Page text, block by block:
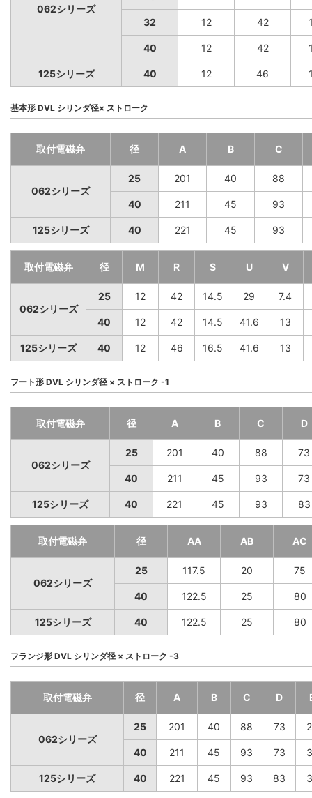
062シリーズ
32 12 42
40 12 42
125シリーズ 40 12 46
基本形 DVL シリンダ径× ストローク
取付電磁弁 径 A B C
062シリーズ
25 201 40 88
40 211 45 93
125シリーズ 40 221 45 93
取付電磁弁 径 M R S U V
062シリーズ
25 12 42 14.5 29 7.4
40 12 42 14.5 41.6 13
125シリーズ 40 12 46 16.5 41.6 13
フート形 DVL シリンダ径 × ストローク -1
取付電磁弁 径 A B C D
062シリーズ
25 201 40 88 73
40 211 45 93 73
125シリーズ 40 221 45 93 83
取付電磁弁 径 AA AB AC
062シリーズ
25 117.5 20 75
40 122.5 25 80
125シリーズ 40 122.5 25 80
フランジ形 DVL シリンダ径 × ストローク -3
取付電磁弁 径 A B C D
062シリーズ
25 201 40 88 73
40 211 45 93 73
125シリーズ 40 221 45 93 83